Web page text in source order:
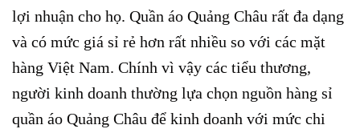
lợi nhuận cho họ. Quần áo Quảng Châu rất đa dạng
và có mức giá sỉ rẻ hơn rất nhiều so với các mặt
hàng Việt Nam. Chính vì vậy các tiểu thương,
người kinh doanh thường lựa chọn nguồn hàng sỉ
quần áo Quảng Châu để kinh doanh với mức chi